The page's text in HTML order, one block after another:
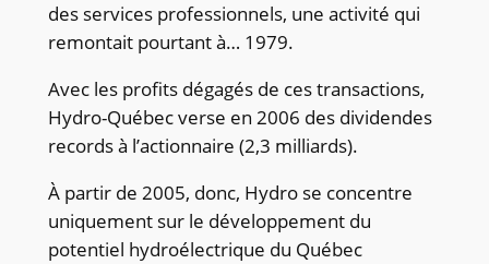
des services professionnels, une activité qui
remontait pourtant à… 1979.
Avec les profits dégagés de ces transactions,
Hydro-Québec verse en 2006 des dividendes
records à l’actionnaire (2,3 milliards).
À partir de 2005, donc, Hydro se concentre
uniquement sur le développement du
potentiel hydroélectrique du Québec